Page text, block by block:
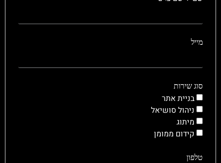
מייל
סוג שירות
בניית אתר
ניהול סושיאל
מיתוג
קידום ממומן
טלפון